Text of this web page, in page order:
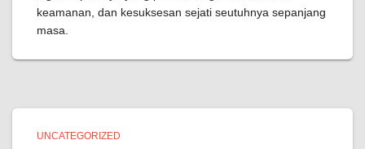
keamanan, dan kesuksesan sejati seutuhnya sepanjang
masa.
UNCATEGORIZED